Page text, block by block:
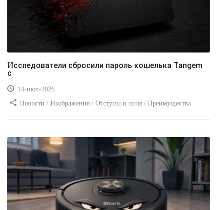
Исследователи сбросили пароль кошелька Tangem
с
14-июл-2026
Новости / Изображения / Отступы и поля / Преимущества